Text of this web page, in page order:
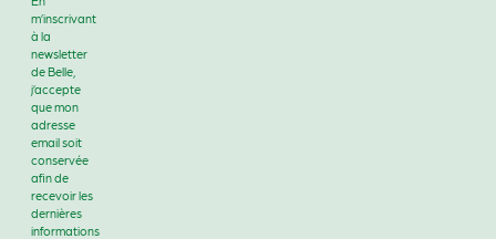
m’inscrivant
à la
newsletter
de Belle,
j’accepte
que mon
adresse
email soit
conservée
afin de
recevoir les
dernières
informations